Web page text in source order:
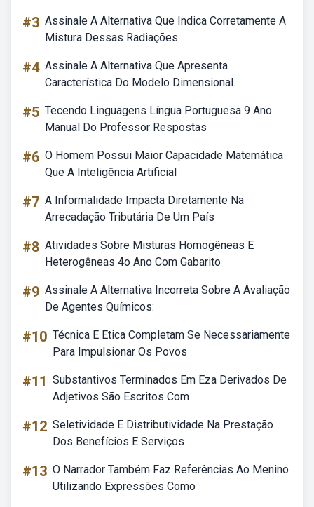
#3 Assinale A Alternativa Que Indica Corretamente A
Mistura Dessas Radiações.
#4 Assinale A Alternativa Que Apresenta
Característica Do Modelo Dimensional.
#5 Tecendo Linguagens Língua Portuguesa 9 Ano
Manual Do Professor Respostas
#6 O Homem Possui Maior Capacidade Matemática
Que A Inteligência Artificial
#7 A Informalidade Impacta Diretamente Na
Arrecadação Tributária De Um País
#8 Atividades Sobre Misturas Homogêneas E
Heterogêneas 4o Ano Com Gabarito
#9 Assinale A Alternativa Incorreta Sobre A Avaliação
De Agentes Químicos:
#10 Técnica E Etica Completam Se Necessariamente
Para Impulsionar Os Povos
#11 Substantivos Terminados Em Eza Derivados De
Adjetivos São Escritos Com
#12 Seletividade E Distributividade Na Prestação
Dos Benefícios E Serviços
#13 O Narrador Também Faz Referências Ao Menino
Utilizando Expressões Como